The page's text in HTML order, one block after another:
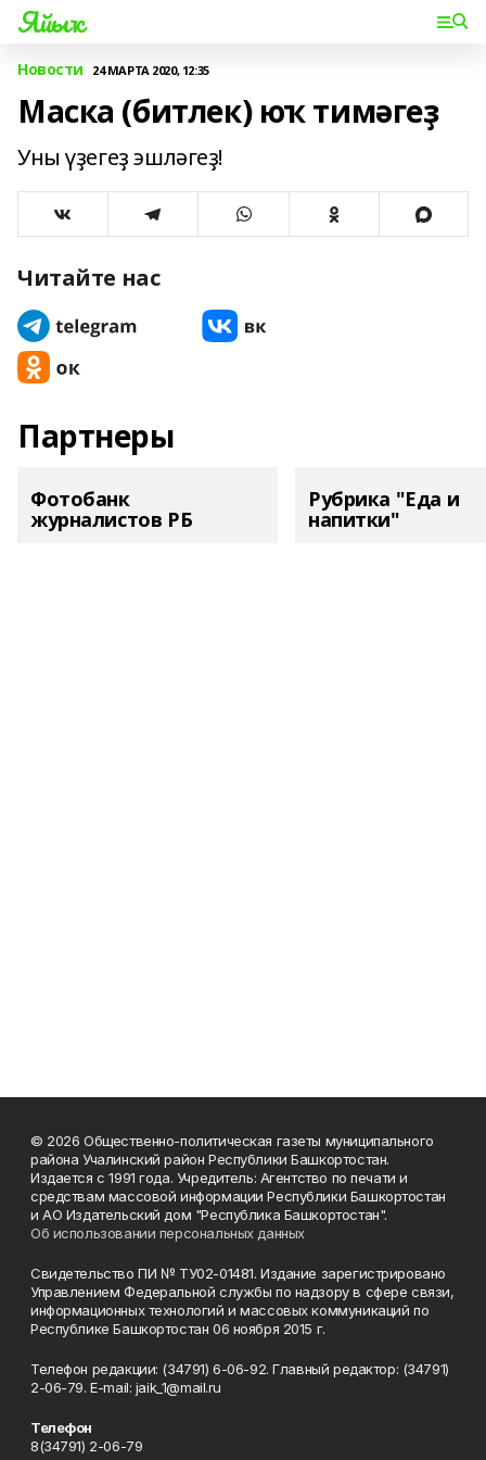
Яйыҡ
Новости 24 МАРТА 2020, 12:35
Маска (битлек) юҡ тимәгеҙ
Уны үҙегеҙ эшләгеҙ!
Читайте нас
Партнеры
Фотобанк
журналистов РБ
Рубрика "Еда и
напитки"
© 2026 Общественно-политическая газеты муниципального
района Учалинский район Республики Башкортостан.
Издается с 1991 года. Учредитель: Агентство по печати и
средствам массовой информации Республики Башкортостан
и АО Издательский дом "Республика Башкортостан".
Об использовании персональных данных
Свидетельство ПИ № ТУ02-01481. Издание зарегистрировано
Управлением Федеральной службы по надзору в сфере связи,
информационных технологий и массовых коммуникаций по
Республике Башкортостан 06 ноября 2015 г.
Телефон редакции: (34791) 6-06-92. Главный редактор: (34791)
2-06-79. Е-mаil: jaik_1@mail.ru
Телефон
8(34791) 2-06-79